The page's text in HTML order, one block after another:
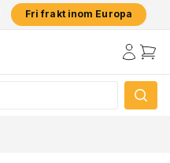
Fri frakt inom Europa